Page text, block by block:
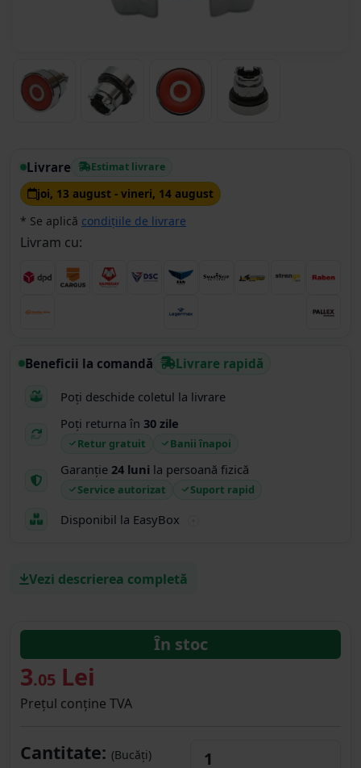
Livrare Estimat livrare
joi, 13 august - vineri, 14 august
* Se aplică condițiile de livrare
Livram cu:
Beneficii la comandă Livrare rapidă
Poți deschide coletul la livrare
Poți returna în 30 zile
Retur gratuit Banii înapoi
Garanție 24 luni la persoană fizică
Service autorizat Suport rapid
Disponibil la EasyBox
Vezi descrierea completă
În stoc
3.05 Lei
Prețul conține TVA
Cantitate: (Bucăți)